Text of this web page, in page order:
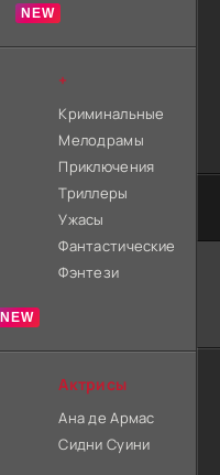
+
Криминальные
Мелодрамы
Приключения
Триллеры
Ужасы
Фантастические
Фэнтези
Актрисы
Ана де Армас
Сидни Суини